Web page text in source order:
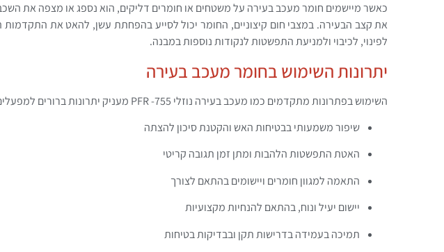
כאשר מיישמים חומר מעכב בעירה על משטחים או חומרים דליקים, הוא נספג או מצפה את
את קצב הבעירה. במצבי חום קיצוניים, החומר יכול לסייע בהפחתת עשן, להאט את התקדמות
לפינוי, לכיבוי ולמניעת התפשטות לנקודות נוספות במבנה.
יתרונות השימוש בחומר מעכב בעירה
השימוש בפתרונות מתקדמים כמו מעכב בעירה נוזלי PFR -755 מעניק יתרונות ברורים למפעלים, לעסקים ולמבנים פרטיים:
שיפור משמעותי בבטיחות האש והקטנת סיכון להצתה
האטת התפשטות הלהבות ומתן זמן תגובה קריטי
התאמה למגוון חומרים ויישומים בהתאם לצורך
יישום יעיל ונוח, בהתאם להנחיות מקצועיות
תמיכה בעמידה בדרישות תקן ובבדיקות בטיחות